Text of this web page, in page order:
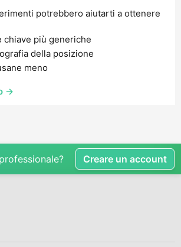
potrebbero aiutarti a ottenere
chiave più generiche
della posizione
meno
→
Creare un account